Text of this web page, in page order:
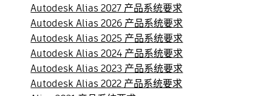
Autodesk Alias 2027 产品系统要求
Autodesk Alias 2026 产品系统要求
Autodesk Alias 2025 产品系统要求
Autodesk Alias 2024 产品系统要求
Autodesk Alias 2023 产品系统要求
Autodesk Alias 2022 产品系统要求